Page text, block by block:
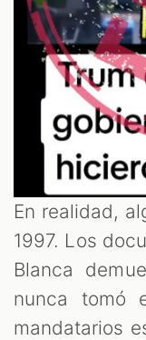
En realidad,
1997. Los
Blanca
nunca tomó
mandatarios